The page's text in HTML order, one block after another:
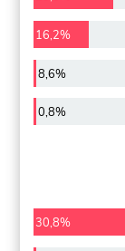
16,2%
8,6%
0,8%
30,8%